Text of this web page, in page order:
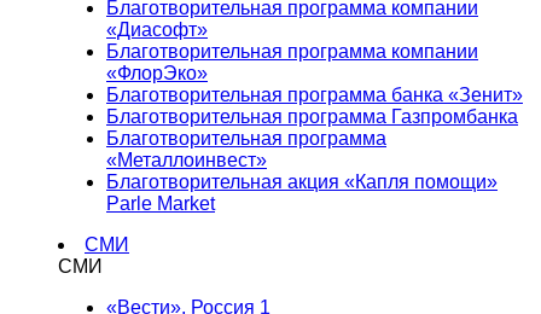
Благотворительная программа компании
«Диасофт»
Благотворительная программа компании
«ФлорЭко»
Благотворительная программа банка «Зенит»
Благотворительная программа Газпромбанка
Благотворительная программа
«Металлоинвест»
Благотворительная акция «Капля помощи»
Parle Market
СМИ
СМИ
«Вести», Россия 1